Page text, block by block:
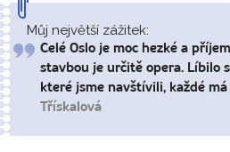
Můj největší zážitek:
Celé Oslo je moc hezké a
stavbou je určitě opera. Líbilo
které jsme navštívili, každé
Třískalová